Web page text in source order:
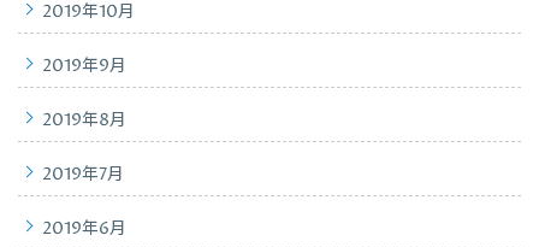
2019年10月
2019年9月
2019年8月
2019年7月
2019年6月